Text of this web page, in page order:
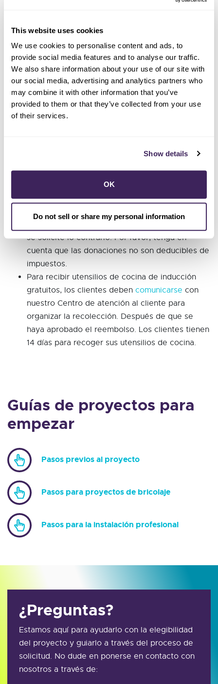
This website uses cookies
We use cookies to personalise content and ads, to
provide social media features and to analyse our traffic.
We also share information about your use of our site with
our social media, advertising and analytics partners who
may combine it with other information that you’ve
provided to them or that they’ve collected from your use
of their services.
Show details
OK
Do not sell or share my personal information
Los clientes inscritos en los programas de
descuento
CARE o FERA
en sus facturas son
elegibles para recibir un reembolso del 50 % del
costo del proyecto, después de aplicar todos los
demás reembolsos (sin exceder los $10,000
dólares).
Los reembolsos de SCP no deben exceder el
costo total del proyecto cuando se combinan
la excepción de las reconstrucciones causadas
por incendios.
Los clientes pueden optar por asignar $25 de su
reembolso a un socio comunitario de su
elección. La información personal no se
se solicite lo contrario. Por favor, tenga en
cuenta que las donaciones no son deducibles de
impuestos.
Para recibir utensilios de cocina de inducción
gratuitos, los clientes deben comunicarse con
nuestro Centro de atención al cliente para
organizar la recolección. Después de que se
haya aprobado el reembolso. Los clientes tienen
14 días para recoger sus utensilios de cocina.
Guías de proyectos para
empezar
Pasos previos al proyecto
Pasos para proyectos de bricolaje
Pasos para la instalación profesional
¿Preguntas?
Estamos aquí para ayudarlo con la elegibilidad
del proyecto y guiarlo a través del proceso de
solicitud. No dude en ponerse en contacto con
nosotros a través de: